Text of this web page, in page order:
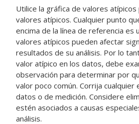
Utilice la gráfica de valores
valores atípicos. Cualquier punto
encima de la línea de referencia es
valores atípicos pueden afectar
resultados de su análisis. Por lo
valor atípico en los datos, debe
observación para determinar por
valor poco común. Corrija
datos o de medición. Considere
estén asociados a causas
análisis.